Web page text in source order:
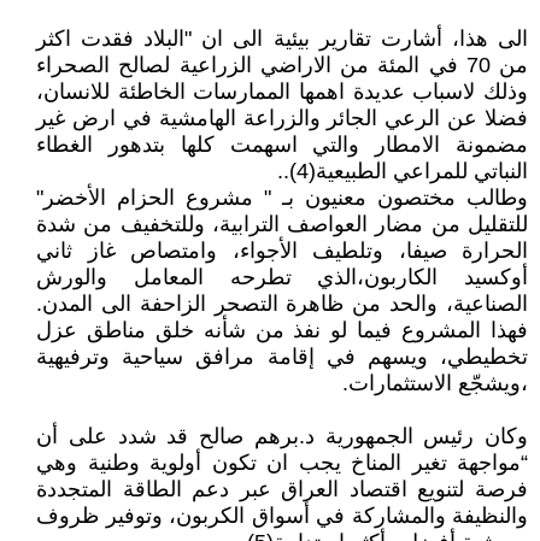
الى هذا، أشارت تقارير بيئية الى ان "البلاد فقدت اكثر
من 70 في المئة من الاراضي الزراعية لصالح الصحراء
وذلك لاسباب عديدة اهمها الممارسات الخاطئة للانسان،
فضلا عن الرعي الجائر والزراعة الهامشية في ارض غير
مضمونة الامطار والتي اسهمت كلها بتدهور الغطاء
النباتي للمراعي الطبيعية(4)..
وطالب مختصون معنيون بـ " مشروع الحزام الأخضر"
للتقليل من مضار العواصف الترابية، وللتخفيف من شدة
الحرارة صيفا، وتلطيف الأجواء، وامتصاص غاز ثاني
أوكسيد الكاربون،الذي تطرحه المعامل والورش
الصناعية، والحد من ظاهرة التصحر الزاحفة الى المدن.
فهذا المشروع فيما لو نفذ من شأنه خلق مناطق عزل
تخطيطي، ويسهم في إقامة مرافق سياحية وترفيهية
،ويشجّع الاستثمارات.
وكان رئيس الجمهورية د.برهم صالح قد شدد على أن
“مواجهة تغير المناخ يجب ان تكون أولوية وطنية وهي
فرصة لتنويع اقتصاد العراق عبر دعم الطاقة المتجددة
والنظيفة والمشاركة في أسواق الكربون، وتوفير ظروف